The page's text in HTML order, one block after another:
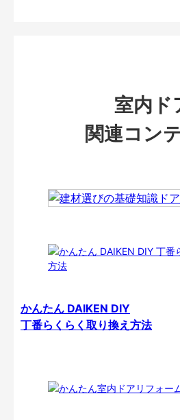
室内ド
関連コン
かんたん DAIKEN DIY
丁番らくらく取り換え方法